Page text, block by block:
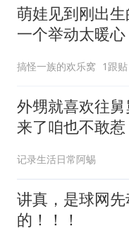
萌娃见到刚出生
一个举动太暖心
搞怪一族的欢乐窝 1跟贴
外甥就喜欢往舅
来了咱也不敢惹
记录生活日常阿蜴
讲真，是球网
的！！！